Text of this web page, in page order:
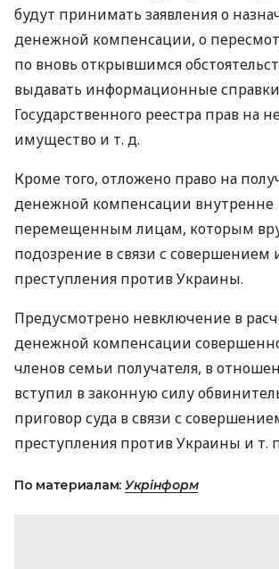
будут принимать заявления о
денежной компенсации, о
по вновь открывшимся
выдавать информационные
Государственного реестра прав на
имущество и т. д.
Кроме того, отложено право на
денежной компенсации внутренне
перемещенным лицам, которым
подозрение в связи с совершением
преступления против Украины.
Предусмотрено невключение в
денежной компенсации
членов семьи получателя, в
вступил в законную силу
приговор суда в связи с
преступления против Украины и т.
По материалам: Укрінформ